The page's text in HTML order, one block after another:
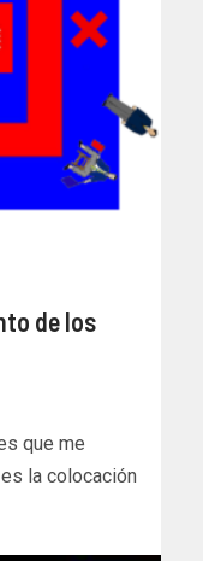
de los
que me
la colocación